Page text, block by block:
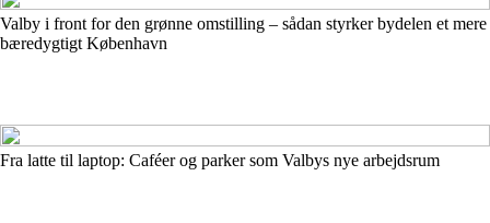
Valby i front for den grønne omstilling – sådan styrker bydelen et mere
bæredygtigt København
Fra latte til laptop: Caféer og parker som Valbys nye arbejdsrum